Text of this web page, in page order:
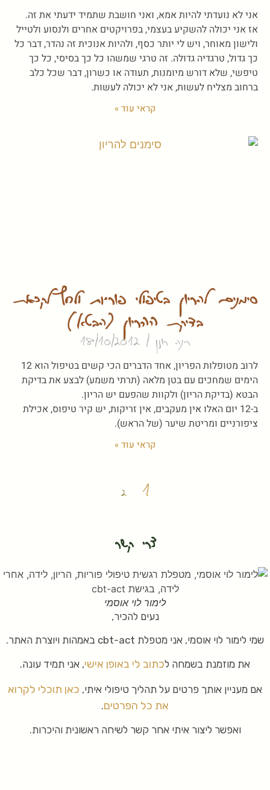
אני לא נועדתי להיות אמא, ואני חושבת שתמיד ידעתי את זה.
אז אני יכולה להשקיע בעצמי, בפרויקטים אחרים ולנסוע ולטייל
ולישון מאוחר, ויש לי יותר כסף, ולהיות אנוכית זה נהדר, דבר כל
כך גדול, טרגדיה גדולה. זה טרגי שמשהו כל כך בסיסי, כל כך
טיפשי, שלא דורש מיומנות, תעודה או כשרון, דבר שכל כלב
ברחוב מצליח לעשות, אני לא יכולה לעשות.
קראי עוד »
סימנים להריון בטיפולי פוריות ולחץ לקראת
בדיקת ההריון (הבטא)
רינה רונן 18/10/2012
לרוב מטופלות הפריון, אחד הדברים הכי קשים בטיפול הוא 12
הימים שמחכים עם בטן מלאה (תרתי משמע) לבצע את בדיקת
הבטא (בדיקת הריון) ולקוות שהפעם יש הריון.
ב-12 יום האלו אין מעקבים, אין זריקות, יש קיר טיפוס, אכילת
ציפורניים ומריטת שיער (של הראש).
קראי עוד »
1
2
צרי קשר
לימור לוי אוסמי
נעים להכיר,
שמי לימור לוי אוסמי, אני מטפלת cbt-act באמהות ויוצרת האתר.
את מוזמנת בשמחה לכתוב לי באופן אישי, אני תמיד עונה.
אם מעניין אותך פרטים על תהליך טיפולי איתי, כאן תוכלי לקרוא
את כל הפרטים.
ואפשר ליצור איתי אחר קשר לשיחה ראשונית והיכרות.